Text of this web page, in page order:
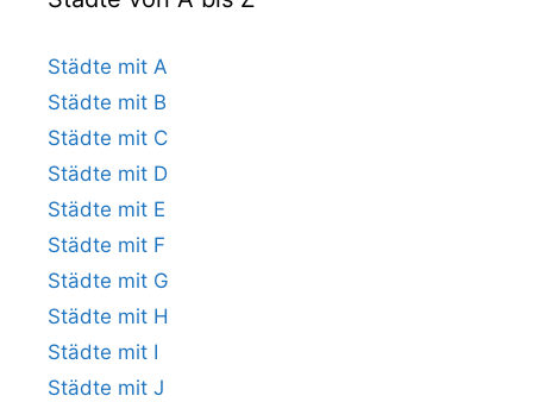
Städte mit A
Städte mit B
Städte mit C
Städte mit D
Städte mit E
Städte mit F
Städte mit G
Städte mit H
Städte mit I
Städte mit J